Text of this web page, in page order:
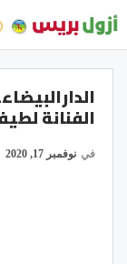
الفنانة لطيفة رأفت
في نوفمبر 17, 2020